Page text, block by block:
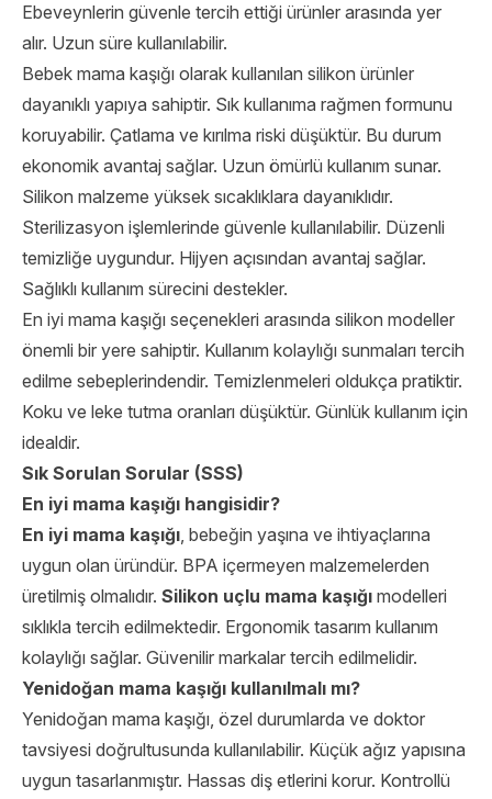
Ebeveynlerin güvenle tercih ettiği ürünler arasında yer
alır. Uzun süre kullanılabilir.
Bebek mama kaşığı olarak kullanılan silikon ürünler
dayanıklı yapıya sahiptir. Sık kullanıma rağmen formunu
koruyabilir. Çatlama ve kırılma riski düşüktür. Bu durum
ekonomik avantaj sağlar. Uzun ömürlü kullanım sunar.
Silikon malzeme yüksek sıcaklıklara dayanıklıdır.
Sterilizasyon işlemlerinde güvenle kullanılabilir. Düzenli
temizliğe uygundur. Hijyen açısından avantaj sağlar.
Sağlıklı kullanım sürecini destekler.
En iyi mama kaşığı seçenekleri arasında silikon modeller
önemli bir yere sahiptir. Kullanım kolaylığı sunmaları tercih
edilme sebeplerindendir. Temizlenmeleri oldukça pratiktir.
Koku ve leke tutma oranları düşüktür. Günlük kullanım için
idealdir.
Sık Sorulan Sorular (SSS)
En iyi mama kaşığı hangisidir?
En iyi mama kaşığı, bebeğin yaşına ve ihtiyaçlarına
uygun olan üründür. BPA içermeyen malzemelerden
üretilmiş olmalıdır. Silikon uçlu mama kaşığı modelleri
sıklıkla tercih edilmektedir. Ergonomik tasarım kullanım
kolaylığı sağlar. Güvenilir markalar tercih edilmelidir.
Yenidoğan mama kaşığı kullanılmalı mı?
Yenidoğan mama kaşığı, özel durumlarda ve doktor
tavsiyesi doğrultusunda kullanılabilir. Küçük ağız yapısına
uygun tasarlanmıştır. Hassas diş etlerini korur. Kontrollü